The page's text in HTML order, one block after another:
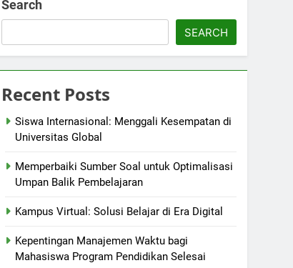
Search
SEARCH
Recent Posts
Siswa Internasional: Menggali Kesempatan di
Universitas Global
Memperbaiki Sumber Soal untuk Optimalisasi
Umpan Balik Pembelajaran
Kampus Virtual: Solusi Belajar di Era Digital
Kepentingan Manajemen Waktu bagi
Mahasiswa Program Pendidikan Selesai